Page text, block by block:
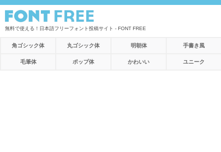
無料で使える！日本語フリーフォント投稿サイト - FONT FREE
角ゴシック体 丸ゴシック体 明朝体 手書き風
毛筆体 ポップ体 かわいい ユニーク